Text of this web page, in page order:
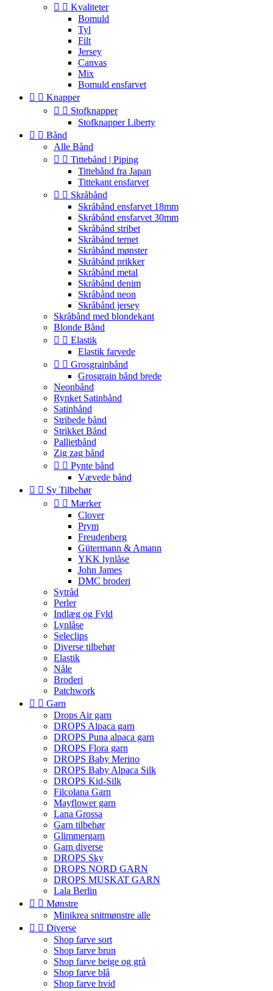
  Kvaliteter
Bomuld
Tyl
Filt
Jersey
Canvas
Mix
Bomuld ensfarvet
  Knapper
  Stofknapper
Stofknapper Liberty
  Bånd
Alle Bånd
  Tittebånd | Piping
Tittebånd fra Japan
Tittekant ensfarvet
  Skråbånd
Skråbånd ensfarvet 18mm
Skråbånd ensfarvet 30mm
Skråbånd stribet
Skråbånd ternet
Skråbånd mønster
Skråbånd prikker
Skråbånd metal
Skråbånd denim
Skråbånd neon
Skråbånd jersey
Skråbånd med blondekant
Blonde Bånd
  Elastik
Elastik farvede
  Grosgrainbånd
Grosgrain bånd brede
Neonbånd
Rynket Satinbånd
Satinbånd
Stribede bånd
Strikket Bånd
Pallietbånd
Zig zag bånd
  Pynte bånd
Vævede bånd
  Sy Tilbehør
  Mærker
Clover
Prym
Freudenberg
Gütermann & Amann
YKK lynlåse
John James
DMC broderi
Sytråd
Perler
Indlæg og Fyld
Lynlåse
Seleclips
Diverse tilbehør
Elastik
Nåle
Broderi
Patchwork
  Garn
Drops Air garn
DROPS Alpaca garn
DROPS Puna alpaca garn
DROPS Flora garn
DROPS Baby Merino
DROPS Baby Alpaca Silk
DROPS Kid-Silk
Filcolana Garn
Mayflower garn
Lana Grossa
Garn tilbehør
Glimmergarn
Garn diverse
DROPS Sky
DROPS NORD GARN
DROPS MUSKAT GARN
Lala Berlin
  Mønstre
Minikrea snitmønstre alle
  Diverse
Shop farve sort
Shop farve brun
Shop farve beige og grå
Shop farve blå
Shop farve hvid